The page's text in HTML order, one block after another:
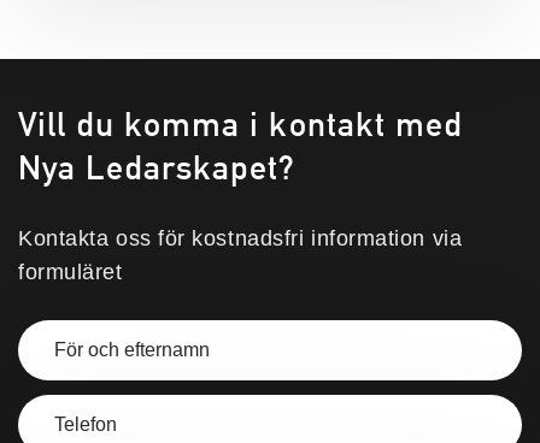
Vill du komma i kontakt med
Nya Ledarskapet?
Kontakta oss för kostnadsfri information via
formuläret